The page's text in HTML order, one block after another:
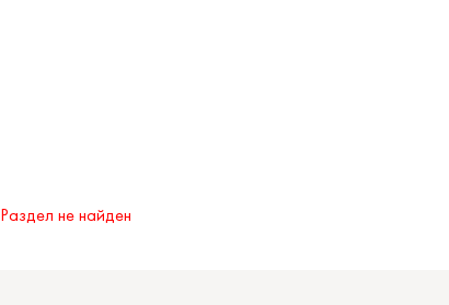
Раздел не найден